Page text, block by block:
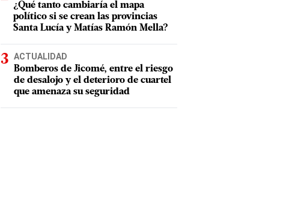
¿Qué tanto cambiaría el mapa
político si se crean las provincias
Santa Lucía y Matías Ramón Mella?
ACTUALIDAD
Bomberos de Jicomé, entre el riesgo
de desalojo y el deterioro de cuartel
que amenaza su seguridad